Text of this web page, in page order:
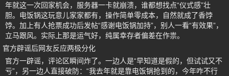
年就这一次回家机会，服务器一卡就崩溃，谁都想找点“仪式感”壮
胆。电饭锅这玩意儿家家都有，操作简单零成本，自然就成了香饽
饽。加上有人抢票成功后发帖“感谢电饭锅加持”，别人一看“有效果”，
立马跟风。实际上那是运气好，纯属幸存者偏差在作祟。
官方辟谣后网友反应两极分化
官方一辟谣，评论区瞬间炸了。一边人是“早知道是假的，但试试又不
亏”，另一边人直接破防：“我去年就是靠电饭锅抢到的，今年咋不行